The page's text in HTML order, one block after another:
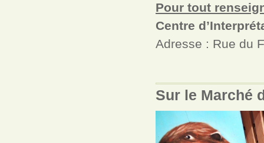
Pour tout
Centre
Adresse : Rue du
Sur le Marché